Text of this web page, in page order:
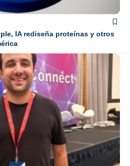
IA rediseña proteínas y otros